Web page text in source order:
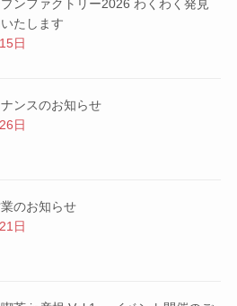
プンファクトリー2026 わくわく発見
たします
日
ンスのお知らせ
日
のお知らせ
日